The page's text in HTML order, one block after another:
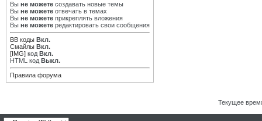
Вы не можете создавать новые темы
Вы не можете отвечать в темах
Вы не можете прикреплять вложения
Вы не можете редактировать свои сообщения
BB коды Вкл.
Смайлы Вкл.
[IMG] код Вкл.
HTML код Выкл.
Правила форума
Текущее